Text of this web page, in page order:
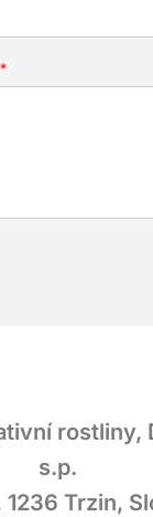
*
rostliny,
s.p.
1236 Trzin,